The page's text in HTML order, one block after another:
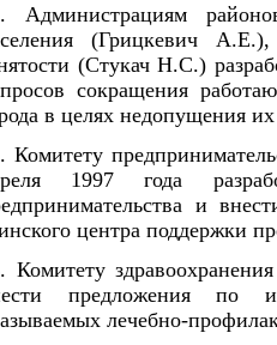
Администрациям
(Грицкевич А.Е.),
(Стукач Н.С.)
сокращения
в целях недопущения
Комитету
1997 года
и
центра поддержки
Комитету
предложения по
лечебно-